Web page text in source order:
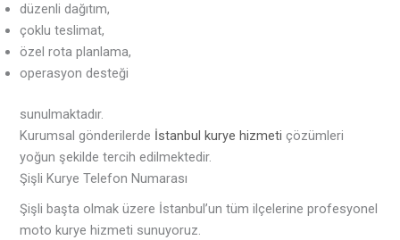
düzenli dağıtım,
çoklu teslimat,
özel rota planlama,
operasyon desteği
sunulmaktadır.
Kurumsal gönderilerde İstanbul kurye hizmeti çözümleri
yoğun şekilde tercih edilmektedir.
Şişli Kurye Telefon Numarası
Şişli başta olmak üzere İstanbul’un tüm ilçelerine profesyonel
moto kurye hizmeti sunuyoruz.